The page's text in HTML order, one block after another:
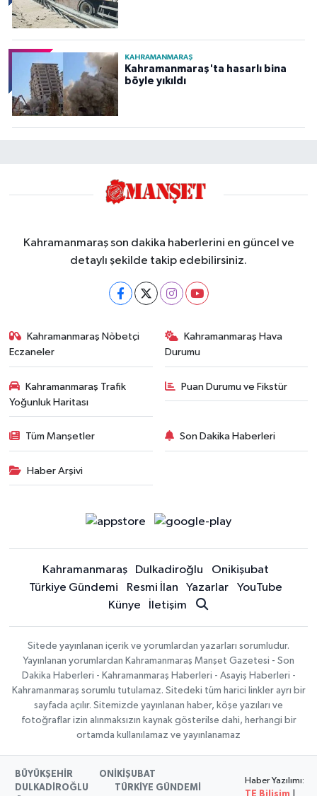
KAHRAMANMARAŞ
Kahramanmaraş'ta hasarlı bina
böyle yıkıldı
Kahramanmaraş son dakika haberlerini en güncel ve
detaylı şekilde takip edebilirsiniz.
Kahramanmaraş Nöbetçi
Eczaneler
Kahramanmaraş Hava
Durumu
Kahramanmaraş Trafik
Yoğunluk Haritası
Puan Durumu ve Fikstür
Tüm Manşetler Son Dakika Haberleri
Haber Arşivi
Kahramanmaraş Dulkadiroğlu
Onikişubat
Türkiye Gündemi
Resmi İlan Yazarlar
YouTube
Künye
İletişim
Sitede yayınlanan içerik ve yorumlardan yazarları sorumludur.
Yayınlanan yorumlardan Kahramanmaraş Manşet Gazetesi - Son
Dakika Haberleri - Kahramanmaraş Haberleri - Asayiş Haberleri -
Kahramanmaraş sorumlu tutulamaz. Sitedeki tüm harici linkler ayrı bir
sayfada açılır. Sitemizde yayınlanan haber, köşe yazıları ve
fotoğraflar izin alınmaksızın kaynak gösterilse dahi, herhangi bir
ortamda kullanılamaz ve yayınlanamaz
BÜYÜKŞEHİR
ONİKİŞUBAT
DULKADİROĞLU
TÜRKİYE GÜNDEMİ
Haber Yazılımı:
TE Bilişim